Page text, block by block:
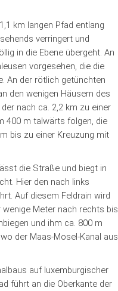
km langen Pfad entlang
verringert und
in die Ebene übergeht. An
vorgesehen, die die
An der rötlich getünchten
den wenigen Häusern des
nach ca. 2,2 km zu einer
400 m talwärts folgen, die
bis zu einer Kreuzung mit
die Straße und biegt in
Hier den nach links
Auf diesem Feldrain wird
Meter nach rechts bis
und ihm ca. 800 m
der Maas-Mosel-Kanal aus
auf luxemburgischer
führt an die Oberkante der